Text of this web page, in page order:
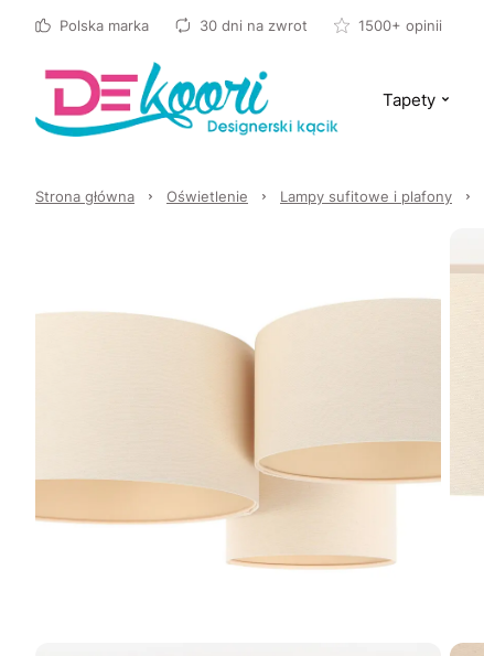
Polska marka 30 dni na zwrot 1500+ opinii
Tapety
Strona główna Oświetlenie Lampy sufitowe i plafony